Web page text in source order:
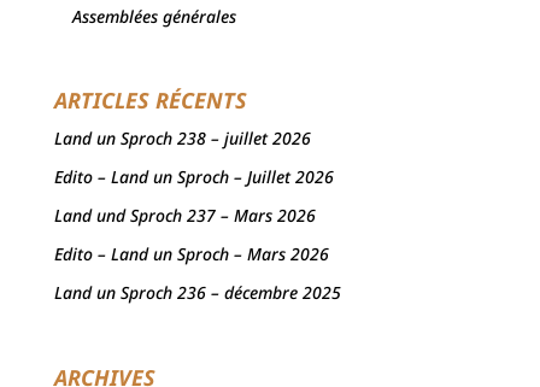
Assemblées générales
ARTICLES RÉCENTS
Land un Sproch 238 – juillet 2026
Edito – Land un Sproch – Juillet 2026
Land und Sproch 237 – Mars 2026
Edito – Land un Sproch – Mars 2026
Land un Sproch 236 – décembre 2025
ARCHIVES